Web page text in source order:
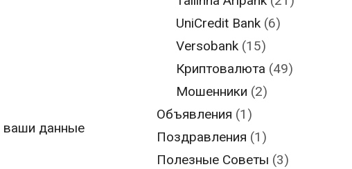
ваши данные
UniCredit Bank (6)
Versobank (15)
Криптовалюта (49)
Мошенники (2)
Объявления (1)
Поздравления (1)
Полезные Советы (3)